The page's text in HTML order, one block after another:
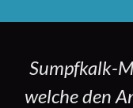
Sumpfkalk-
welche den